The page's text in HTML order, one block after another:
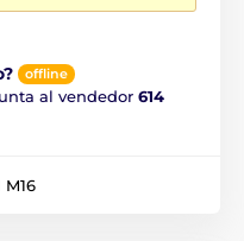
offline
al vendedor 614
M16